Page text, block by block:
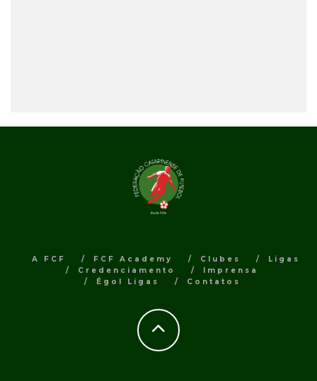
A FCF FCF Academy Clubes
Ligas
Credenciamento
Imprensa
Égol Ligas
Contatos